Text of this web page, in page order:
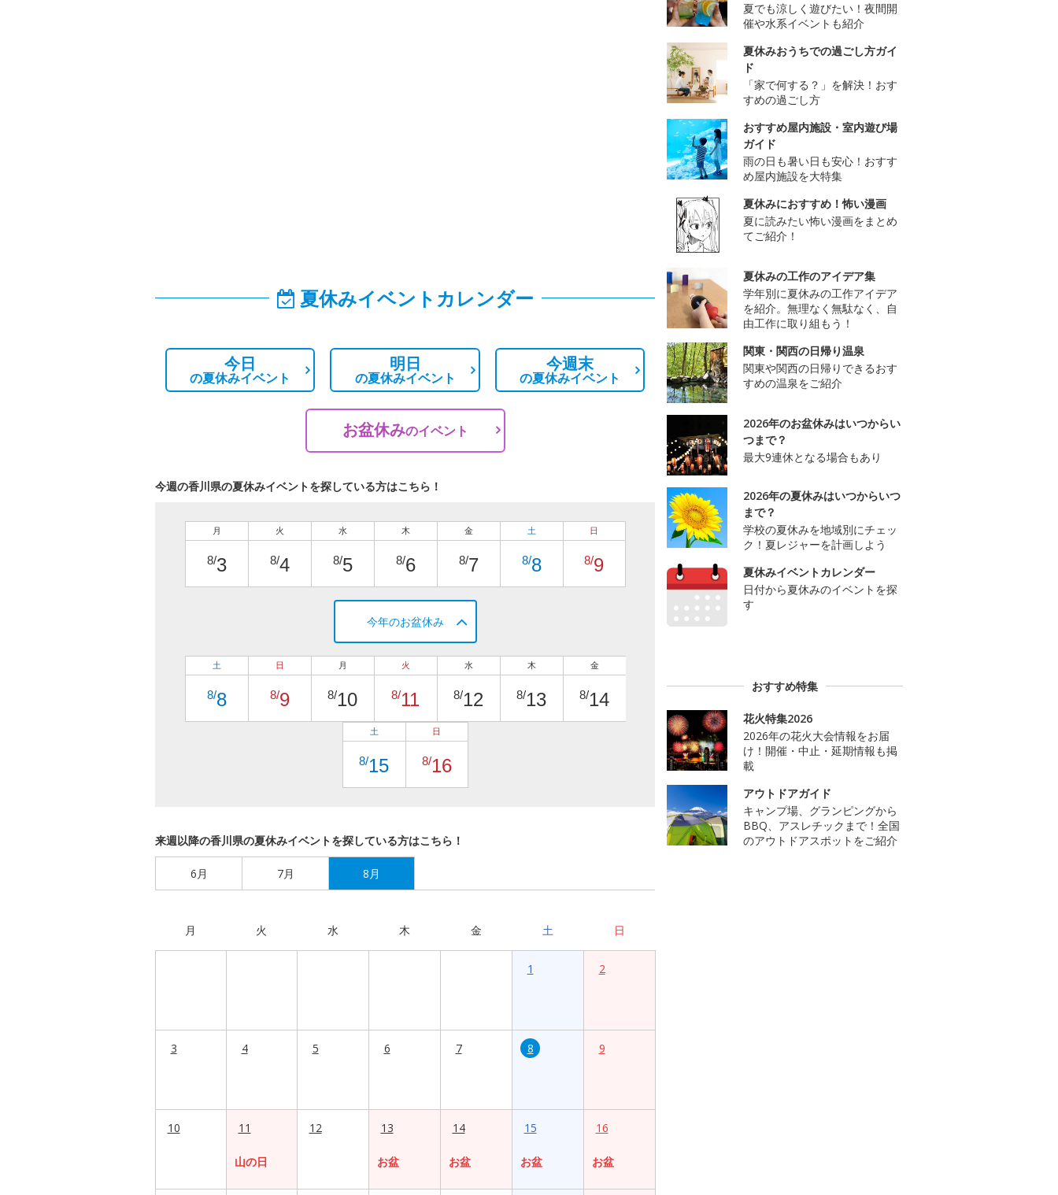
夏休みイベントカレンダー
今日
の夏休みイベント
明日
の夏休みイベント
今週末
の夏休みイベント
お盆休みのイベント
今週の香川県の夏休みイベントを探している方はこちら！
月
8/3
火
8/4
水
8/5
木
8/6
金
8/7
土
8/8
日
8/9
今年のお盆休み
土
8/8
日
8/9
月
8/10
火
8/11
水
8/12
木
8/13
金
8/14
土
8/15
日
8/16
来週以降の香川県の夏休みイベントを探している方はこちら！
6月 7月 8月
月 火 水 木 金 土 日
1 2
3 4 5 6 7 8 9
10 11
山の日
12 13
お盆
14
お盆
15
お盆
16
お盆
夏でも涼しく遊びたい！夜間開
催や水系イベントも紹介
夏休みおうちでの過ごし方ガイ
ド
「家で何する？」を解決！おす
すめの過ごし方
おすすめ屋内施設・室内遊び場
ガイド
雨の日も暑い日も安心！おすす
め屋内施設を大特集
夏休みにおすすめ！怖い漫画
夏に読みたい怖い漫画をまとめ
てご紹介！
夏休みの工作のアイデア集
学年別に夏休みの工作アイデア
を紹介。無理なく無駄なく、自
由工作に取り組もう！
関東・関西の日帰り温泉
関東や関西の日帰りできるおす
すめの温泉をご紹介
2026年のお盆休みはいつからい
つまで？
最大9連休となる場合もあり
2026年の夏休みはいつからいつ
まで？
学校の夏休みを地域別にチェッ
ク！夏レジャーを計画しよう
夏休みイベントカレンダー
日付から夏休みのイベントを探
す
おすすめ特集
花火特集2026
2026年の花火大会情報をお届
け！開催・中止・延期情報も掲
載
アウトドアガイド
キャンプ場、グランピングから
BBQ、アスレチックまで！全国
のアウトドアスポットをご紹介